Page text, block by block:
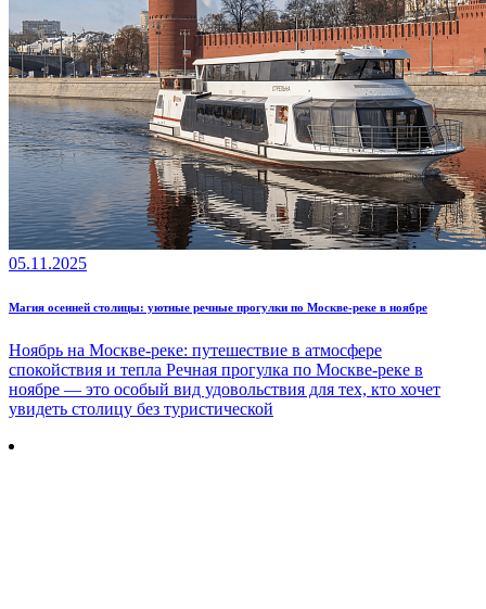
05.11.2025
Магия осенней столицы: уютные речные прогулки по Москве-реке в ноябре
Ноябрь на Москве-реке: путешествие в атмосфере
спокойствия и тепла Речная прогулка по Москве-реке в
ноябре — это особый вид удовольствия для тех, кто хочет
увидеть столицу без туристической